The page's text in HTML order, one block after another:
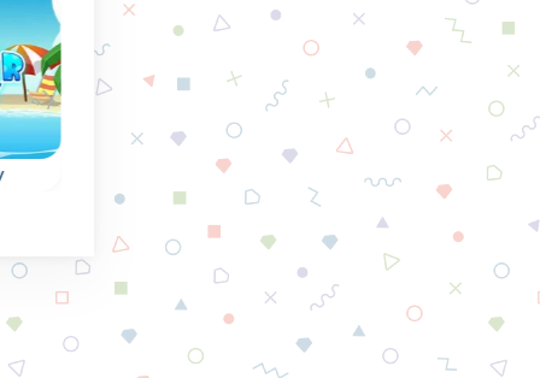
Flower World
Lente
Combineer bloemen in
een bosrijke wereld.
World Voyage
Maak een
in dit prachtige
Bejeweled spel.